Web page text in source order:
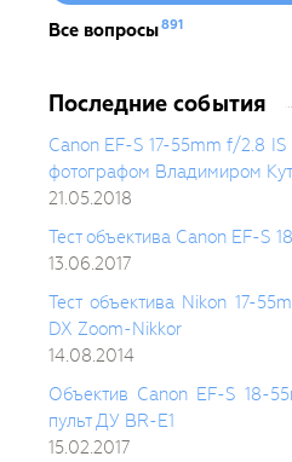
Все вопросы891
Последние события
Canon EF-S 17-55mm f/2.8 IS
фотографом Владимиром
21.05.2018
Тест объектива Canon EF-S
13.06.2017
Тест объектива Nikon 17-
DX Zoom-Nikkor
14.08.2014
Объектив Canon EF-S 18-
пульт ДУ BR-E1
15.02.2017